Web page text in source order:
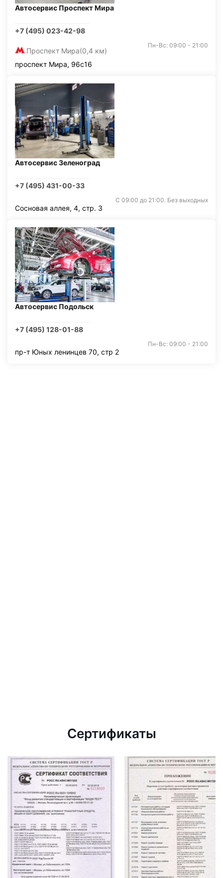
Автосервис Проспект Мира
+7 (495) 023-42-98
Проспект Мира(0,4 км)
Пн-Вс: 09:00 - 21:00
проспект Мира, 96с16
Автосервис Зеленоград
+7 (495) 431-00-33
С 09:00 до 21:00. Без выходных
Сосновая аллея, 4, стр. 3
Автосервис Подольск
+7 (495) 128-01-88
Пн-Вс: 09:00 - 21:00
пр-т Юных ленинцев 70, стр 2
Сертификаты